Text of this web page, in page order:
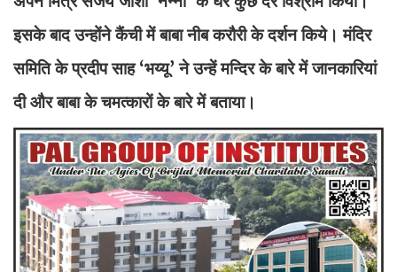
इसके बाद उन्होंने कैंची में बाबा नीब करौरी के दर्शन किये। मंदिर
समिति के प्रदीप साह ‘भय्यू’ ने उन्हें मन्दिर के बारे में जानकारियां
दी और बाबा के चमत्कारों के बारे में बताया।